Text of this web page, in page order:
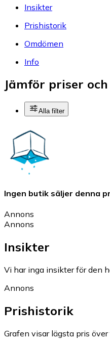
Insikter
Prishistorik
Omdömen
Info
Jämför priser
Alla filter
Ingen butik säljer denna
Annons
Annons
Insikter
Vi har inga insikter för den
Annons
Prishistorik
Grafen visar lägsta pris